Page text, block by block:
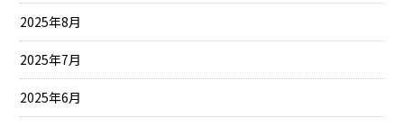
2025年8月
2025年7月
2025年6月